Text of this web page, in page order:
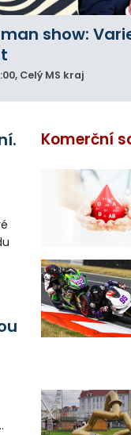
show:
, Celý MS kraj
Komerční